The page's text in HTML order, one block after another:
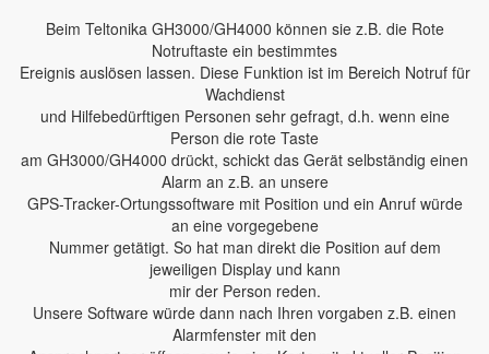
Beim Teltonika GH3000/GH4000 können sie z.B. die Rote
Notruftaste ein bestimmtes
Ereignis auslösen lassen. Diese Funktion ist im Bereich Notruf für
Wachdienst
und Hilfebedürftigen Personen sehr gefragt, d.h. wenn eine
Person die rote Taste
am GH3000/GH4000 drückt, schickt das Gerät selbständig einen
Alarm an z.B. an unsere
GPS-Tracker-Ortungssoftware mit Position und ein Anruf würde
an eine vorgegebene
Nummer getätigt. So hat man direkt die Position auf dem
jeweiligen Display und kann
mir der Person reden.
Unsere Software würde dann nach Ihren vorgaben z.B. einen
Alarmfenster mit den